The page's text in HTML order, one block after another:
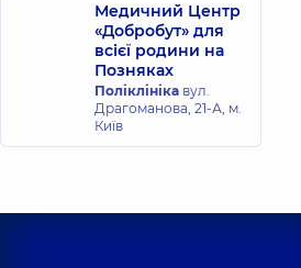
Медичний Центр
«Добробут» для
всієї родини на
Позняках
Поліклініка вул.
Драгоманова, 21-А, м.
Київ